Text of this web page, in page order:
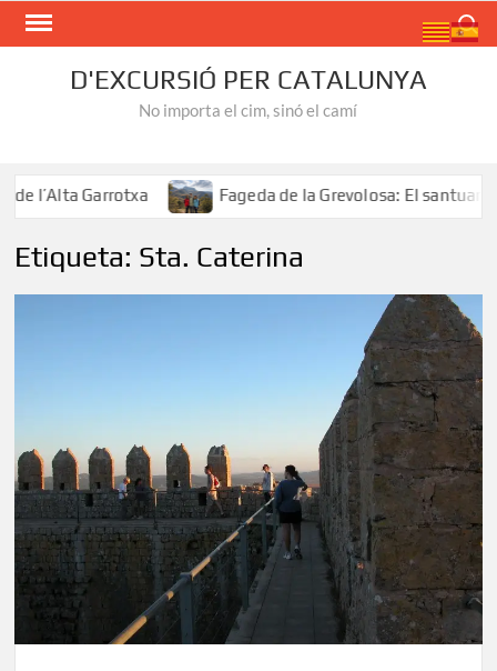
Skip
D'EXCURSIÓ PER CATALUNYA
No importa el cim, sinó el camí
Garrotxa Fageda de la Grevolosa: El santuari
Etiqueta: Sta. Caterina